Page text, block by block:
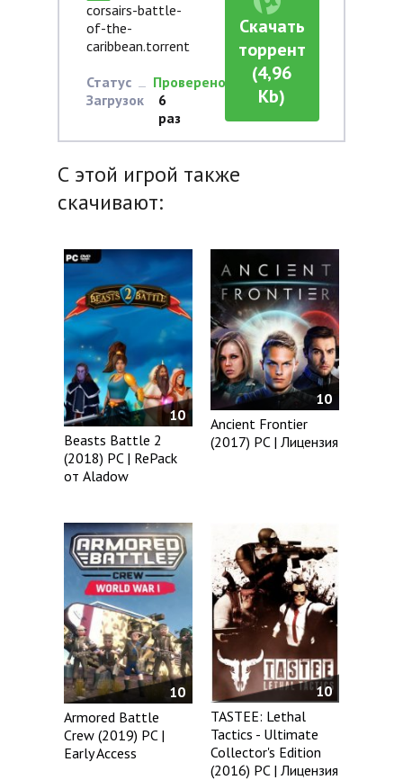
corsairs-battle-
of-the-
caribbean.torrent
Статус
Проверено
Загрузок
6
раз
Скачать
торрент
(4,96
Kb)
С этой игрой также
скачивают:
10
Beasts Battle 2
(2018) PC | RePack
от Aladow
10
Ancient Frontier
(2017) PC | Лицензия
10
Armored Battle
Crew (2019) PC |
Early Access
10
TASTEE: Lethal
Tactics - Ultimate
Collector's Edition
(2016) PC | Лицензия